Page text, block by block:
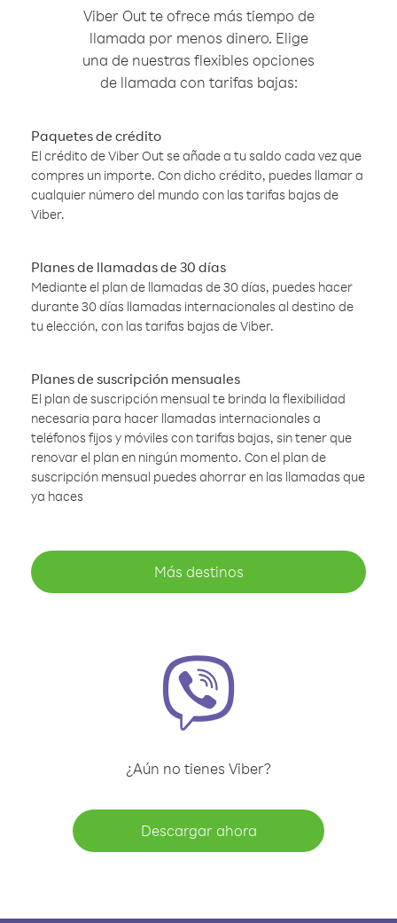
Viber Out te ofrece más tiempo de
llamada por menos dinero. Elige
una de nuestras flexibles opciones
de llamada con tarifas bajas:
Paquetes de crédito
El crédito de Viber Out se añade a tu saldo cada vez que
compres un importe. Con dicho crédito, puedes llamar a
cualquier número del mundo con las tarifas bajas de
Viber.
Planes de llamadas de 30 días
Mediante el plan de llamadas de 30 días, puedes hacer
durante 30 días llamadas internacionales al destino de
tu elección, con las tarifas bajas de Viber.
Planes de suscripción mensuales
El plan de suscripción mensual te brinda la flexibilidad
necesaria para hacer llamadas internacionales a
teléfonos fijos y móviles con tarifas bajas, sin tener que
renovar el plan en ningún momento. Con el plan de
suscripción mensual puedes ahorrar en las llamadas que
ya haces
Más destinos
¿Aún no tienes Viber?
Descargar ahora